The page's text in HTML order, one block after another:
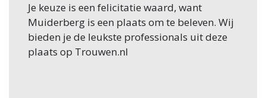
Je keuze is een felicitatie waard, want
Muiderberg is een plaats om te beleven. Wij
bieden je de leukste professionals uit deze
plaats op Trouwen.nl